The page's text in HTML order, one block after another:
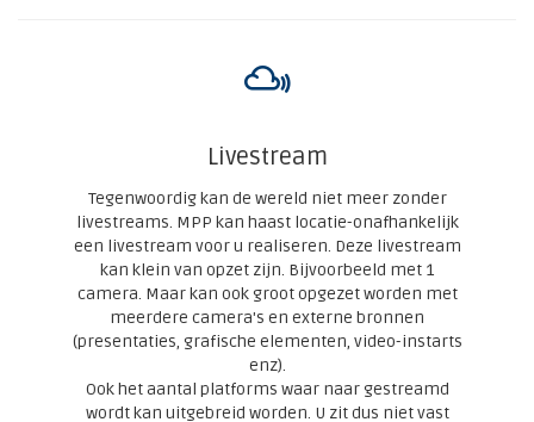
Livestream
Tegenwoordig kan de wereld niet meer zonder
livestreams. MPP kan haast locatie-onafhankelijk
een livestream voor u realiseren. Deze livestream
kan klein van opzet zijn. Bijvoorbeeld met 1
camera. Maar kan ook groot opgezet worden met
meerdere camera's en externe bronnen
(presentaties, grafische elementen, video-instarts
enz).
Ook het aantal platforms waar naar gestreamd
wordt kan uitgebreid worden. U zit dus niet vast